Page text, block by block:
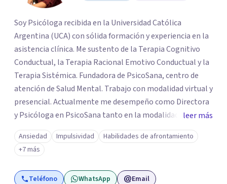
Soy Psicóloga recibida en la Universidad Católica
Argentina (UCA) con sólida formación y experiencia en la
asistencia clínica. Me sustento de la Terapia Cognitivo
Conductual, la Terapia Racional Emotivo Conductual y la
Terapia Sistémica. Fundadora de PsicoSana, centro de
atención de Salud Mental. Trabajo con modalidad virtual y
presencial. Actualmente me desempeño como Directora
y Psicóloga en PsicoSana tanto en la modalidad
presencial como la modalidad online. Busco poder
acompañarte en tu proyecto de vida, de
autoconocimiento, autoestima, bienestar y amor propio.
Mi objetivo es poder ayudarte a conocer tus emociones
desde una estabilidad emocional para lograr una
leer más
Ansiedad Impulsividad
Habilidades de afrontamiento
+7 más
Teléfono WhatsApp Email